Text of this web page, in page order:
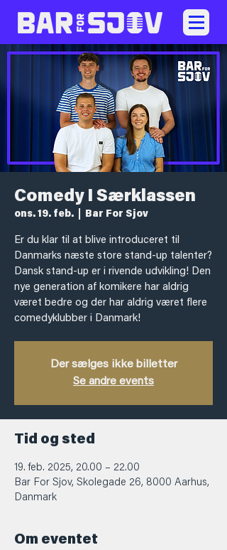
Comedy I Særklassen
ons. 19. feb. Bar For Sjov
Er du klar til at blive introduceret til
Danmarks næste store stand-up talenter?
Dansk stand-up er i rivende udvikling! Den
nye generation af komikere har aldrig
været bedre og der har aldrig været flere
comedyklubber i Danmark!
Der sælges ikke billetter
Se andre events
Tid og sted
19. feb. 2025, 20.00 – 22.00
Bar For Sjov, Skolegade 26, 8000 Aarhus,
Danmark
Om eventet